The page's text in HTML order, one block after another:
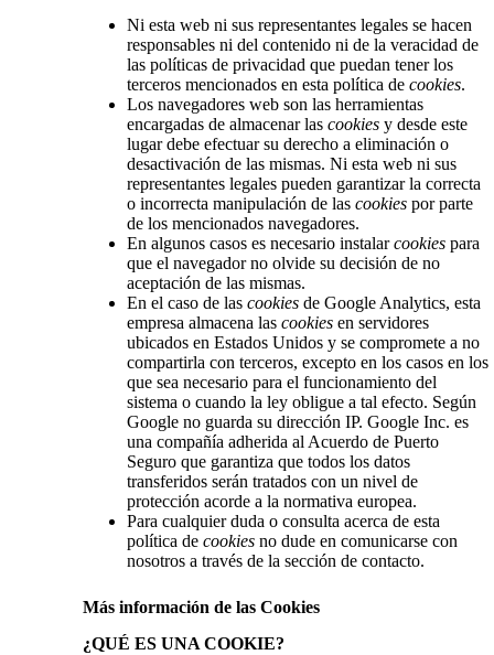
Ni esta web ni sus representantes legales se hacen
responsables ni del contenido ni de la veracidad de
las políticas de privacidad que puedan tener los
terceros mencionados en esta política de cookies.
Los navegadores web son las herramientas
encargadas de almacenar las cookies y desde este
lugar debe efectuar su derecho a eliminación o
desactivación de las mismas. Ni esta web ni sus
representantes legales pueden garantizar la correcta
o incorrecta manipulación de las cookies por parte
de los mencionados navegadores.
En algunos casos es necesario instalarcookies para
que el navegador no olvide su decisión de no
aceptación de las mismas.
En el caso de las cookies de Google Analytics, esta
empresa almacena las cookies en servidores
ubicados en Estados Unidos y se compromete a no
compartirla con terceros, excepto en los casos en los
que sea necesario para el funcionamiento del
sistema o cuando la ley obligue a tal efecto. Según
Google no guarda su dirección IP. Google Inc. es
una compañía adherida al Acuerdo de Puerto
Seguro que garantiza que todos los datos
transferidos serán tratados con un nivel de
protección acorde a la normativa europea.
Para cualquier duda o consulta acerca de esta
política de cookies no dude en comunicarse con
nosotros a través de la sección de contacto.
Más información de las Cookies
¿QUÉ ES UNA COOKIE?